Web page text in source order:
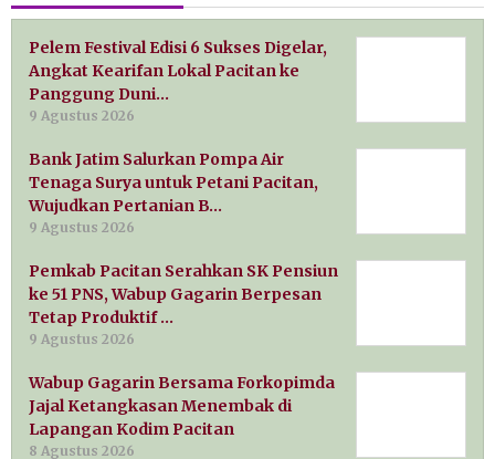
Pelem Festival Edisi 6 Sukses Digelar,
Angkat Kearifan Lokal Pacitan ke
Panggung Duni…
9 Agustus 2026
Bank Jatim Salurkan Pompa Air
Tenaga Surya untuk Petani Pacitan,
Wujudkan Pertanian B…
9 Agustus 2026
Pemkab Pacitan Serahkan SK Pensiun
ke 51 PNS, Wabup Gagarin Berpesan
Tetap Produktif …
9 Agustus 2026
Wabup Gagarin Bersama Forkopimda
Jajal Ketangkasan Menembak di
Lapangan Kodim Pacitan
8 Agustus 2026